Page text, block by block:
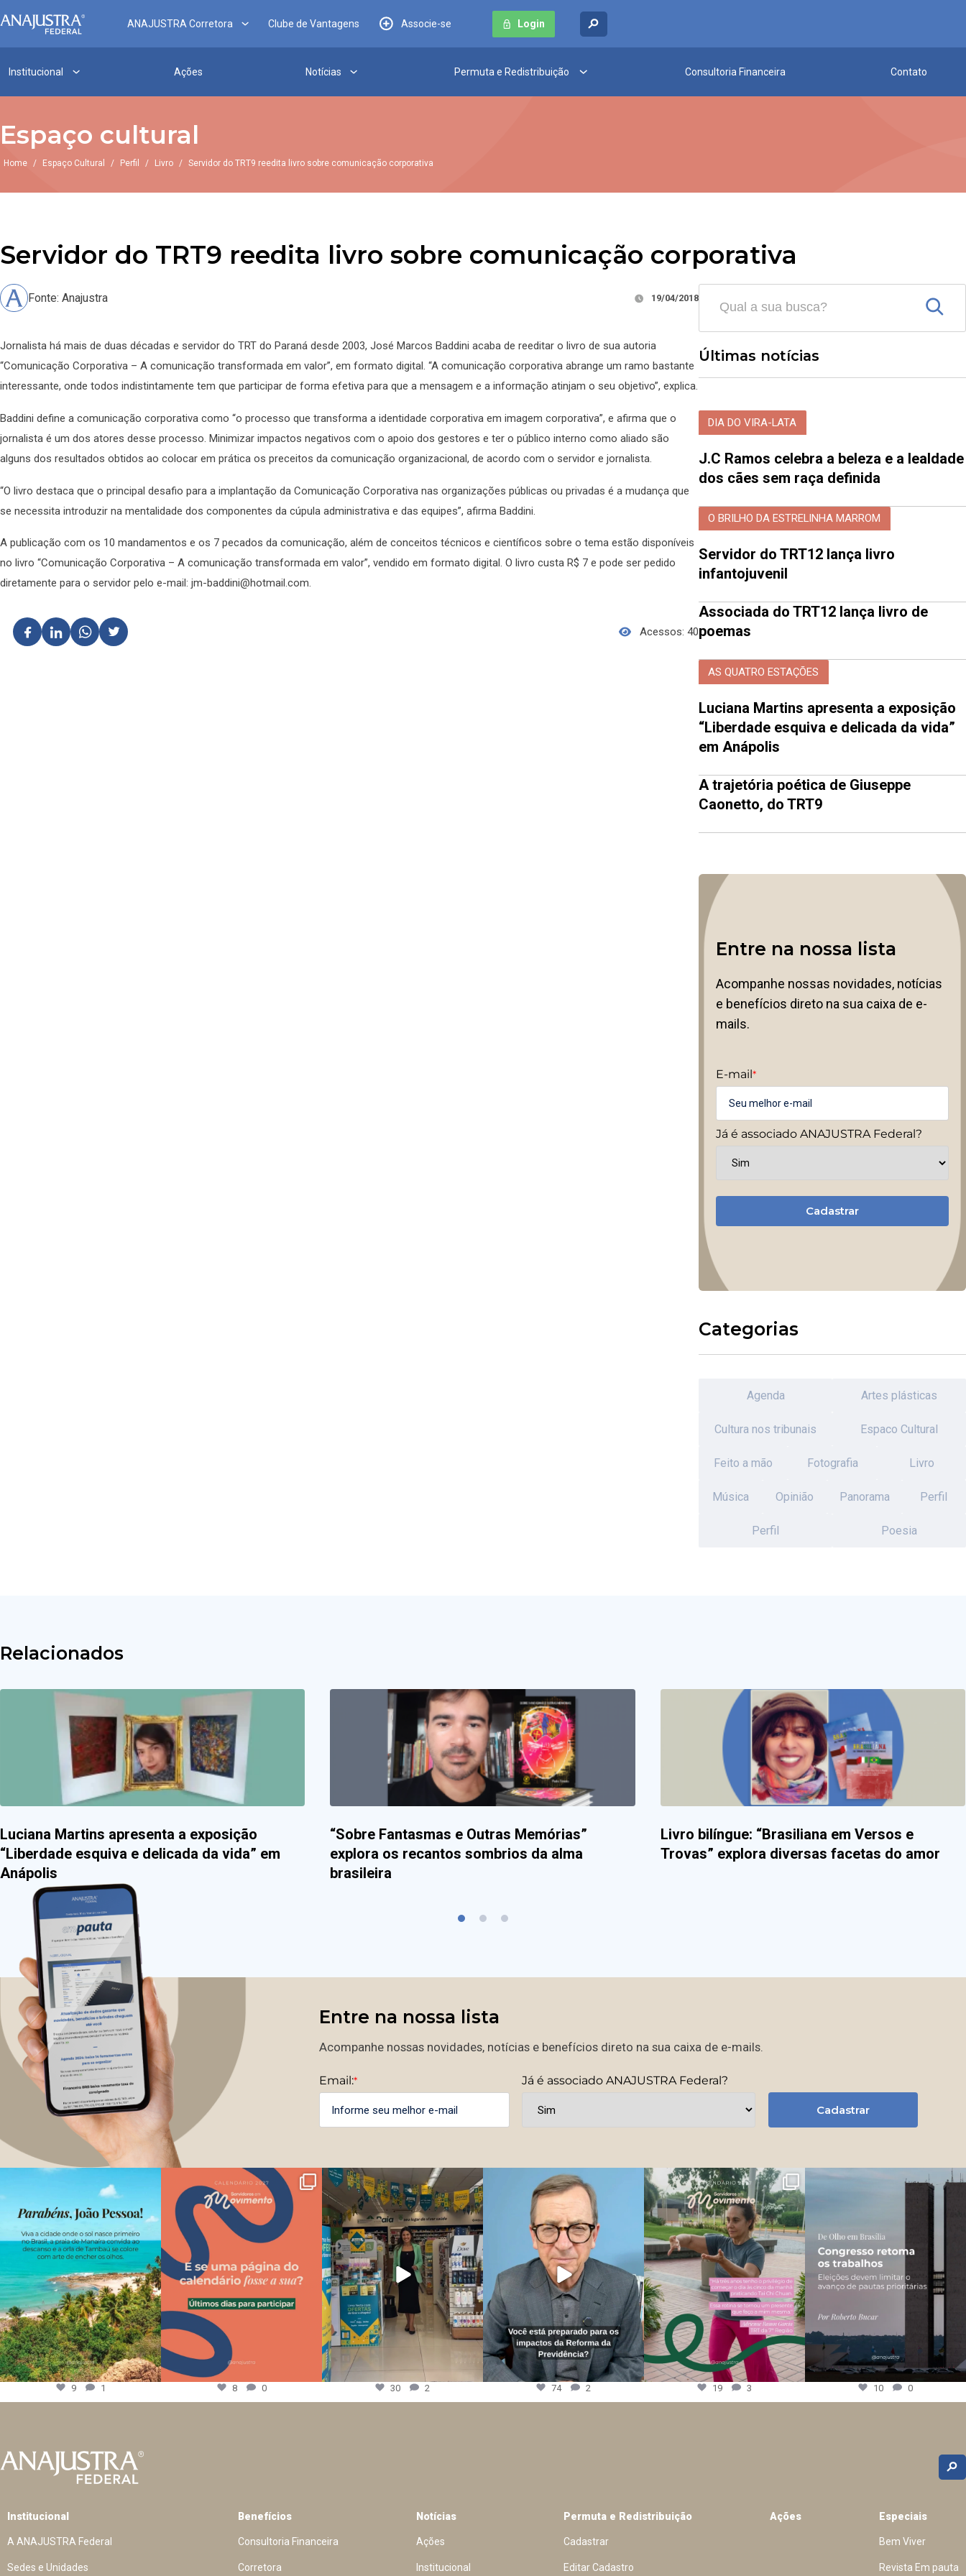
ANAJUSTRA Corretora Clube de Vantagens Associe-se Login
Institucional Ações Notícias Permuta e Redistribuição Consultoria Financeira Contato
Espaço cultural
Home / Espaço Cultural / Perfil / Livro / Servidor do TRT9 reedita livro sobre comunicação corporativa
Servidor do TRT9 reedita livro sobre comunicação corporativa
Fonte: Anajustra 19/04/2018
Jornalista há mais de duas décadas e servidor do TRT do Paraná desde 2003, José Marcos Baddini acaba de reeditar o livro de sua autoria
“Comunicação Corporativa – A comunicação transformada em valor”, em formato digital. “A comunicação corporativa abrange um ramo bastante
interessante, onde todos indistintamente tem que participar de forma efetiva para que a mensagem e a informação atinjam o seu objetivo”, explica.
Baddini define a comunicação corporativa como “o processo que transforma a identidade corporativa em imagem corporativa”, e afirma que o
jornalista é um dos atores desse processo. Minimizar impactos negativos com o apoio dos gestores e ter o público interno como aliado são
alguns dos resultados obtidos ao colocar em prática os preceitos da comunicação organizacional, de acordo com o servidor e jornalista.
“O livro destaca que o principal desafio para a implantação da Comunicação Corporativa nas organizações públicas ou privadas é a mudança que
se necessita introduzir na mentalidade dos componentes da cúpula administrativa e das equipes”, afirma Baddini.
A publicação com os 10 mandamentos e os 7 pecados da comunicação, além de conceitos técnicos e científicos sobre o tema estão disponíveis
no livro “Comunicação Corporativa – A comunicação transformada em valor”, vendido em formato digital. O livro custa R$ 7 e pode ser pedido
diretamente para o servidor pelo e-mail: jm-baddini@hotmail.com.
Acessos: 40
Últimas notícias
DIA DO VIRA-LATA
J.C Ramos celebra a beleza e a lealdade
dos cães sem raça definida
O BRILHO DA ESTRELINHA MARROM
Servidor do TRT12 lança livro
infantojuvenil
Associada do TRT12 lança livro de
poemas
AS QUATRO ESTAÇÕES
Luciana Martins apresenta a exposição
“Liberdade esquiva e delicada da vida”
em Anápolis
A trajetória poética de Giuseppe
Caonetto, do TRT9
Entre na nossa lista
Acompanhe nossas novidades, notícias
e benefícios direto na sua caixa de e-
mails.
E-mail*
Já é associado ANAJUSTRA Federal?
Cadastrar
Categorias
Agenda Artes plásticas
Cultura nos tribunais Espaco Cultural
Feito a mão Fotografia Livro
Música Opinião Panorama Perfil
Perfil Poesia
Relacionados
Luciana Martins apresenta a exposição
“Liberdade esquiva e delicada da vida” em
Anápolis
“Sobre Fantasmas e Outras Memórias”
explora os recantos sombrios da alma
brasileira
Livro bilíngue: “Brasiliana em Versos e
Trovas” explora diversas facetas do amor
Entre na nossa lista
Acompanhe nossas novidades, notícias e benefícios direto na sua caixa de e-mails.
Email:* Já é associado ANAJUSTRA Federal?
Cadastrar
9 1 8 0 30 2 74 2 19 3 10 0
Institucional
A ANAJUSTRA Federal
Sedes e Unidades
Benefícios
Consultoria Financeira
Corretora
Notícias
Ações
Institucional
Permuta e Redistribuição
Cadastrar
Editar Cadastro
Ações Especiais
Bem Viver
Revista Em pauta